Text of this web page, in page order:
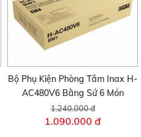
Bộ Phụ Kiện Phòng Tắm Inax H-
AC480V6 Bằng Sứ 6 Món
1.240.000 đ
1.090.000 đ